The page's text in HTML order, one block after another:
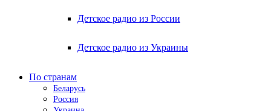
Детское радио из России
Детское радио из Украины
По странам
Беларусь
Россия